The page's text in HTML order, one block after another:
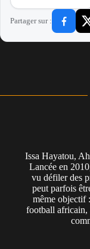
Partager sur :
Issa Hayatou,
Lancée en
vu défiler des
peut parfois
même objectif
football africain,